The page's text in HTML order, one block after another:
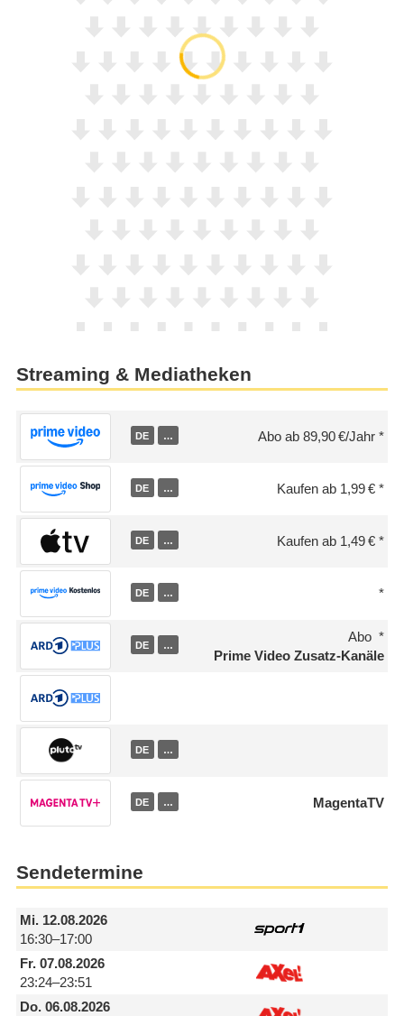
Streaming & Mediatheken
DE … Abo ab 89,90 €/Jahr
DE … Kaufen ab 1,99 €
DE … Kaufen ab 1,49 €
DE …
DE …
Abo
Prime Video Zusatz-Kanäle
DE …
DE … MagentaTV
Sendetermine
Mi.12.08.2026
16:30–17:00
Fr.07.08.2026
23:24–23:51
Do.06.08.2026